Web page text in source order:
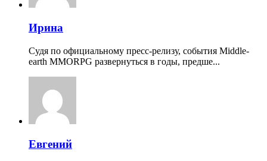
Ирина
Судя по официальному пресс-релизу, события Middle-
earth MMORPG развернуться в годы, предше...
Евгений